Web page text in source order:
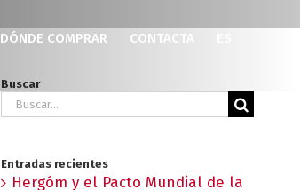
DÓNDE COMPRAR CONTACTA
Buscar
Buscar:
Entradas recientes
Hergóm y el Pacto Mundial de la